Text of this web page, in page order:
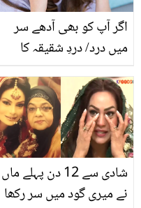
اگر آپ کو بھی آدھے سر
میں درد/ دردِ شقیقہ کا
چھوڑ دیں کیونکہ ۔۔۔۔
جانیں وہ 5 چیزیں جو
مائیگرین میں نہیں کھانے
چاہیئے
شادی سے 12 دن پہلے ماں
نے میری گود میں سر رکھا